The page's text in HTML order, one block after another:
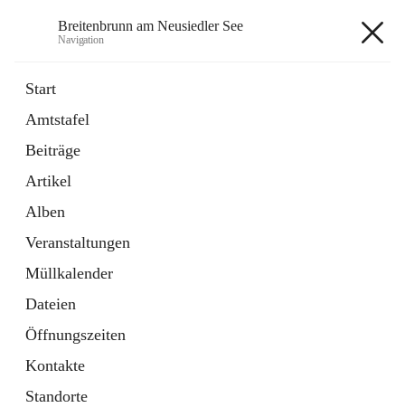
Breitenbrunn am Neusiedler See
Navigation
Start
Amtstafel
Beiträge
Artikel
Alben
Veranstaltungen
Müllkalender
Dateien
Öffnungszeiten
Kontakte
Standorte
18 Schnellzugriffe
Gemeindeservice